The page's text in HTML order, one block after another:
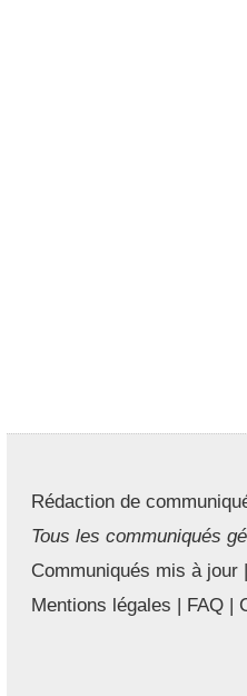
Rédaction de
Tous les communiqués
Communiqués mis à jour |
Mentions légales | FAQ |